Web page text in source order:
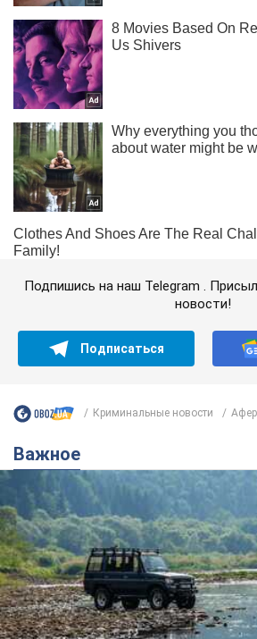
Подпишись на наш Telegram .
новости!
Подписаться
Криминальные новости
Важное